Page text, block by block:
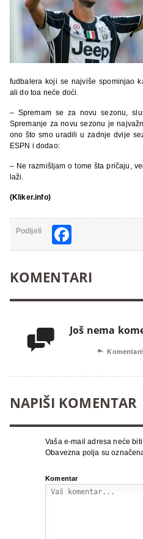
fudbalera koji se najviše spominjao
ali do toa neće doći.
– Spremam se za novu sezonu,
Spremanje za novu sezonu je
ono što smo uradili u zadnje dvije
ESPN i dodao:
– Ne razmišljam o tome šta pričaju,
laži.
(Kliker.info)
Podijeli
KOMENTARI
 Još nema

NAPIŠI KOMENTAR
Vaša e-mail adresa neće
Obavezna polja su
Komentar